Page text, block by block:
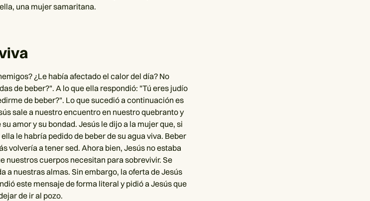
una mujer samaritana.
¿Le había afectado el calor del día? No
de beber?". A lo que ella respondió: "Tú eres judío
de beber?". Lo que sucedió a continuación es
sale a nuestro encuentro en nuestro quebranto y
amor y su bondad. Jesús le dijo a la mujer que, si
le habría pedido de beber de su agua viva. Beber
volvería a tener sed. Ahora bien, Jesús no estaba
nuestros cuerpos necesitan para sobrevivir. Se
a nuestras almas. Sin embargo, la oferta de Jesús
este mensaje de forma literal y pidió a Jesús que
de ir al pozo.